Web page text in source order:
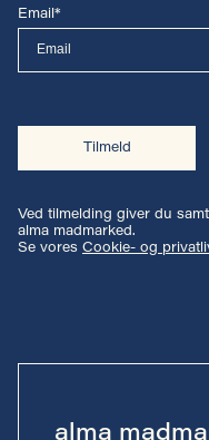
Email*
Tilmeld
Ved tilmelding giver du
alma madmarked.
Se vores Cookie- og
alma